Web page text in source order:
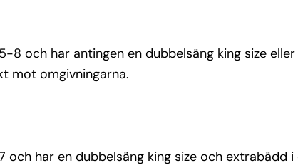
8 och har antingen en dubbelsäng king size
mot omgivningarna.
och har en dubbelsäng king size och extrabädd